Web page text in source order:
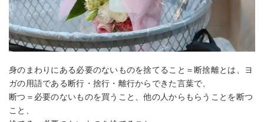
身のまわりにある必要のないものを捨てること＝断捨離とは、ヨ
ガの用語である断行・捨行・離行からできた言葉で、
断つ＝必要のないものを買うこと、他の人からもらうことを断つ
こと、